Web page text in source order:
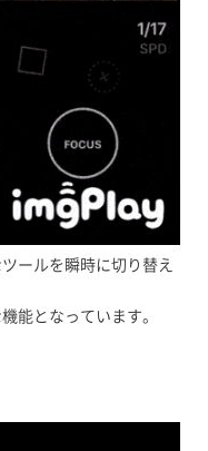
ールを瞬時に切り替え
能となっています。